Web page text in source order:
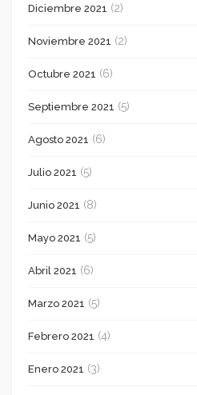
Diciembre 2021 (2)
Noviembre 2021 (2)
Octubre 2021 (6)
Septiembre 2021 (5)
Agosto 2021 (6)
Julio 2021 (5)
Junio 2021 (8)
Mayo 2021 (5)
Abril 2021 (6)
Marzo 2021 (5)
Febrero 2021 (4)
Enero 2021 (3)